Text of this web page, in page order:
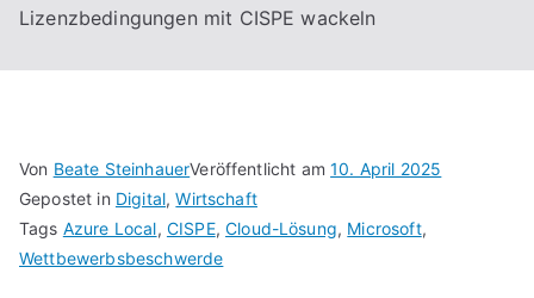
Lizenzbedingungen mit CISPE wackeln
Von Beate SteinhauerVeröffentlicht am10. April 2025
Gepostet in Digital,Wirtschaft
Tags Azure Local, CISPE,Cloud-Lösung, Microsoft,
Wettbewerbsbeschwerde